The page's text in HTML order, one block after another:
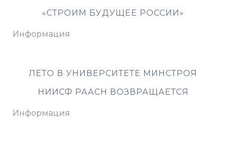
«СТРОИМ БУДУЩЕЕ РОССИИ»
Информация
ЛЕТО В УНИВЕРСИТЕТЕ МИНСТРОЯ
НИИСФ РААСН ВОЗВРАЩАЕТСЯ
Информация